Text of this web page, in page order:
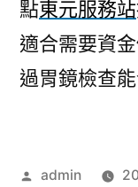
點東元服務站
適合需要資
過胃鏡檢查
作
admin